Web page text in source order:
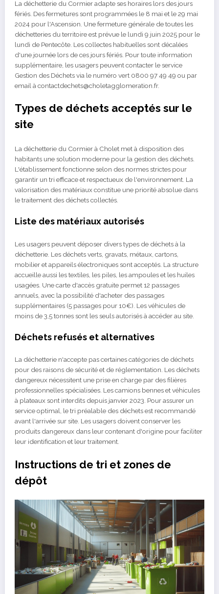
La déchetterie du Cormier adapte ses horaires lors des jours
fériés. Des fermetures sont programmées le 8 mai et le 29 mai
2024 pour l'Ascension. Une fermeture générale de toutes les
déchetteries du territoire est prévue le lundi 9 juin 2025 pour le
lundi de Pentecôte. Les collectes habituelles sont décalées
d'une journée lors de ces jours fériés. Pour toute information
supplémentaire, les usagers peuvent contacter le service
Gestion des Déchets via le numéro vert 0800 97 49 49 ou par
email à contactdechets@choletagglomeration.fr.
Types de déchets acceptés sur le
site
La déchetterie du Cormier à Cholet met à disposition des
habitants une solution moderne pour la gestion des déchets.
L'établissement fonctionne selon des normes strictes pour
garantir un tri efficace et respectueux de l'environnement. La
valorisation des matériaux constitue une priorité absolue dans
le traitement des déchets collectés.
Liste des matériaux autorisés
Les usagers peuvent déposer divers types de déchets à la
déchetterie. Les déchets verts, gravats, métaux, cartons,
mobilier et appareils électroniques sont acceptés. La structure
accueille aussi les textiles, les piles, les ampoules et les huiles
usagées. Une carte d'accès gratuite permet 12 passages
annuels, avec la possibilité d'acheter des passages
supplémentaires (5 passages pour 10€). Les véhicules de
moins de 3,5 tonnes sont les seuls autorisés à accéder au site.
Déchets refusés et alternatives
La déchetterie n'accepte pas certaines catégories de déchets
pour des raisons de sécurité et de réglementation. Les déchets
dangereux nécessitent une prise en charge par des filières
professionnelles spécialisées. Les camions bennes et véhicules
à plateaux sont interdits depuis janvier 2023. Pour assurer un
service optimal, le tri préalable des déchets est recommandé
avant l'arrivée sur site. Les usagers doivent conserver les
produits dangereux dans leur contenant d'origine pour faciliter
leur identification et leur traitement.
Instructions de tri et zones de
dépôt